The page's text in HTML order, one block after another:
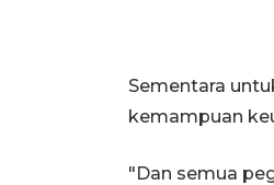
Sementara
kemampuan
"Dan semua